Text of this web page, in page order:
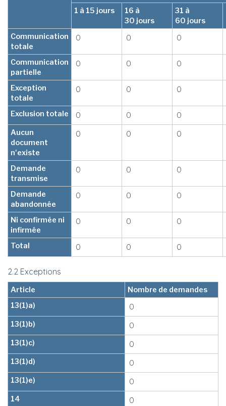
1 à 15 jours
16 à
30 jours
31 à
60 jours
Communication
totale
0 0 0
Communication
partielle
0 0 0
Exception
totale
0 0 0
Exclusion totale 0 0
0
Aucun
document
n'existe
0 0 0
Demande
transmise
0 0 0
Demande
abandonnée
0 0 0
Ni confirmée ni
infirmée
0 0 0
Total 0 0 0
2.2 Exceptions
Article
Nombre de demandes
13(1)a)
0
13(1)b)
0
13(1)c)
0
13(1)d)
0
13(1)e)
0
14
0